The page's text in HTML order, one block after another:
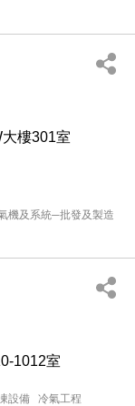
樓301室
機及系統─批發及製造
1012室
設備 冷氣工程